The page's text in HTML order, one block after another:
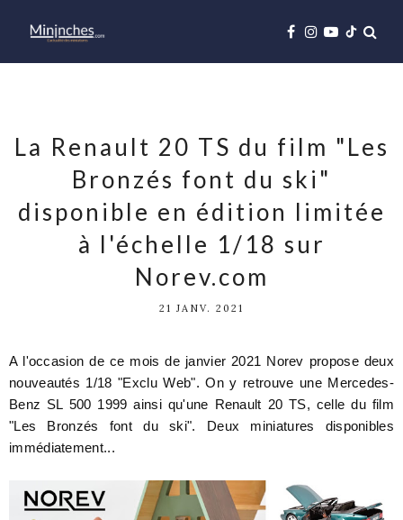
La Renault 20 TS du film "Les
Bronzés font du ski"
disponible en édition limitée
à l'échelle 1/18 sur
Norev.com
21 JANV. 2021
A l'occasion de ce mois de janvier 2021 Norev propose deux
nouveautés 1/18 "Exclu Web". On y retrouve une Mercedes-
Benz SL 500 1999 ainsi qu'une Renault 20 TS, celle du film
"Les Bronzés font du ski". Deux miniatures disponibles
immédiatement...